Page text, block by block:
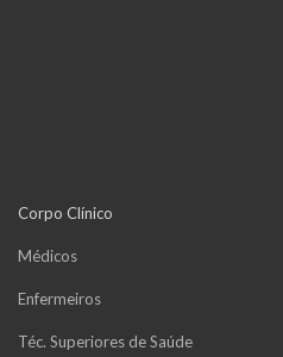
Corpo Clínico
Médicos
Enfermeiros
Téc. Superiores de Saúde